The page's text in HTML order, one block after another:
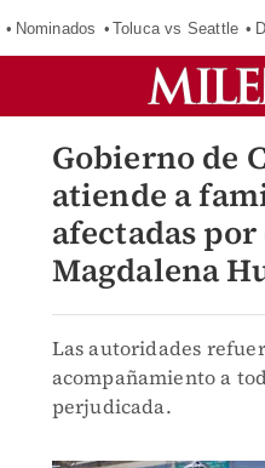
Nominados Toluca vs Seattle
Gobierno de
atiende a
afectadas
Magdalena
Las autoridades
acompañamiento a
perjudicada.